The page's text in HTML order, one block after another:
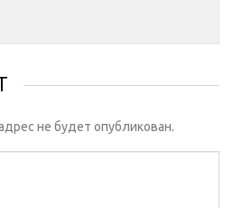
не будет опубликован.